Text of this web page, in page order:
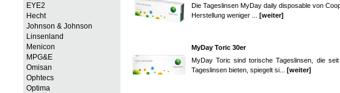
EYE2
Hecht
Johnson & Johnson
Linsenland
Menicon
MPG&E
Omisan
Ophtecs
Optima
Die Tageslinsen MyDay daily disposable von
Herstellung weniger ... [weiter]
MyDay Toric 30er
MyDay Toric sind torische Tageslinsen, die
Tageslinsen bieten, spiegelt si... [weiter]